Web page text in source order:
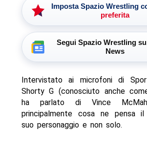
Imposta Spazio Wrestling
preferita
Segui Spazio Wrestling
News
Intervistato ai microfoni di
Shorty G (conosciuto anche
ha parlato di Vince
principalmente cosa ne pensa il
suo personaggio e non solo.